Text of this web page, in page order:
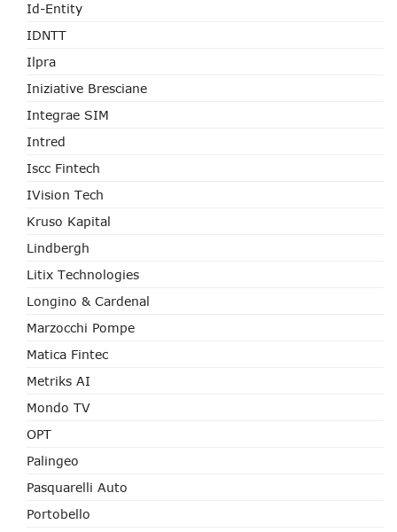
Id-Entity
IDNTT
Ilpra
Iniziative Bresciane
Integrae SIM
Intred
Iscc Fintech
IVision Tech
Kruso Kapital
Lindbergh
Litix Technologies
Longino & Cardenal
Marzocchi Pompe
Matica Fintec
Metriks AI
Mondo TV
OPT
Palingeo
Pasquarelli Auto
Portobello